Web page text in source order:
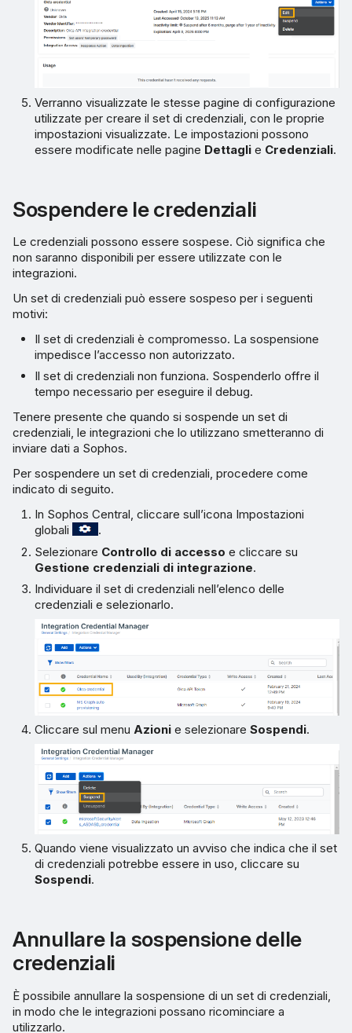
Verranno visualizzate le stesse pagine di configurazione
utilizzate per creare il set di credenziali, con le proprie
impostazioni visualizzate. Le impostazioni possono
essere modificate nelle pagine Dettagli e Credenziali.
Sospendere le credenziali
Le credenziali possono essere sospese. Ciò significa che
non saranno disponibili per essere utilizzate con le
integrazioni.
Un set di credenziali può essere sospeso per i seguenti
motivi:
Il set di credenziali è compromesso. La sospensione
impedisce l’accesso non autorizzato.
Il set di credenziali non funziona. Sospenderlo offre il
tempo necessario per eseguire il debug.
Tenere presente che quando si sospende un set di
credenziali, le integrazioni che lo utilizzano smetteranno di
inviare dati a Sophos.
Per sospendere un set di credenziali, procedere come
indicato di seguito.
In Sophos Central, cliccare sull’icona Impostazioni
globali
.
Selezionare Controllo di accesso e cliccare su
Gestione credenziali di integrazione.
Individuare il set di credenziali nell’elenco delle
credenziali e selezionarlo.
Cliccare sul menuAzioni e selezionareSospendi.
Quando viene visualizzato un avviso che indica che il set
di credenziali potrebbe essere in uso, cliccare su
Sospendi.
Annullare la sospensione delle
credenziali
È possibile annullare la sospensione di un set di credenziali,
in modo che le integrazioni possano ricominciare a
utilizzarlo.